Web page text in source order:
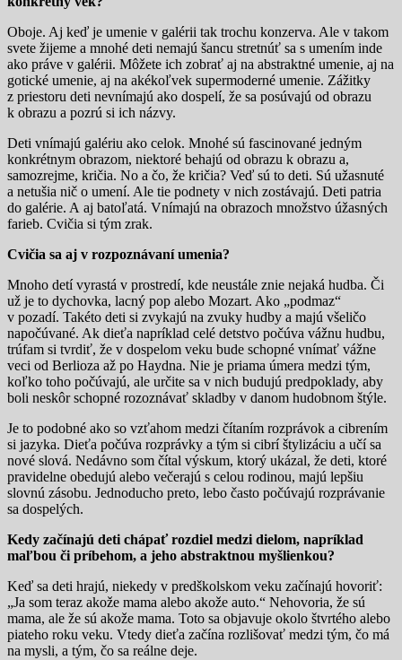
Oboje. Aj keď je umenie v galérii tak trochu konzerva. Ale v takom
svete žijeme a mnohé deti nemajú šancu stretnúť sa s umením inde
ako práve v galérii. Môžete ich zobrať aj na abstraktné umenie, aj na
gotické umenie, aj na akékoľvek supermoderné umenie. Zážitky
z priestoru deti nevnímajú ako dospelí, že sa posúvajú od obrazu
k obrazu a pozrú si ich názvy.
Deti vnímajú galériu ako celok. Mnohé sú fascinované jedným
konkrétnym obrazom, niektoré behajú od obrazu k obrazu a,
samozrejme, kričia. No a čo, že kričia? Veď sú to deti. Sú užasnuté
a netušia nič o umení. Ale tie podnety v nich zostávajú. Deti patria
do galérie. A aj batoľatá. Vnímajú na obrazoch množstvo úžasných
farieb. Cvičia si tým zrak.
Cvičia sa aj v rozpoznávaní umenia?
Mnoho detí vyrastá v prostredí, kde neustále znie nejaká hudba. Či
už je to dychovka, lacný pop alebo Mozart. Ako „podmaz“
v pozadí. Takéto deti si zvykajú na zvuky hudby a majú všeličo
napočúvané. Ak dieťa napríklad celé detstvo počúva vážnu hudbu,
trúfam si tvrdiť, že v dospelom veku bude schopné vnímať vážne
veci od Berlioza až po Haydna. Nie je priama úmera medzi tým,
koľko toho počúvajú, ale určite sa v nich budujú predpoklady, aby
boli neskôr schopné rozoznávať skladby v danom hudobnom štýle.
Je to podobné ako so vzťahom medzi čítaním rozprávok a cibrením
si jazyka. Dieťa počúva rozprávky a tým si cibrí štylizáciu a učí sa
nové slová. Nedávno som čítal výskum, ktorý ukázal, že deti, ktoré
pravidelne obedujú alebo večerajú s celou rodinou, majú lepšiu
slovnú zásobu. Jednoducho preto, lebo často počúvajú rozprávanie
sa dospelých.
Kedy začínajú deti chápať rozdiel medzi dielom, napríklad
maľbou či príbehom, a jeho abstraktnou myšlienkou?
Keď sa deti hrajú, niekedy v predškolskom veku začínajú hovoriť:
„Ja som teraz akože mama alebo akože auto.“ Nehovoria, že sú
mama, ale že sú akože mama. Toto sa objavuje okolo štvrtého alebo
piateho roku veku. Vtedy dieťa začína rozlišovať medzi tým, čo má
na mysli, a tým, čo sa reálne deje.